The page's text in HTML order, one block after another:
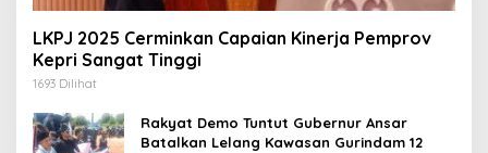
LKPJ 2025 Cerminkan Capaian Kinerja Pemprov
Kepri Sangat Tinggi
1693 Dilihat
Rakyat Demo Tuntut Gubernur Ansar
Batalkan Lelang Kawasan Gurindam 12